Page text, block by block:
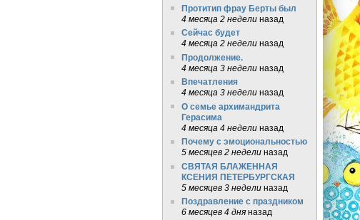
Протитип фрау Берты был
4 месяца 2 неделиназад
Сейчас будет
4 месяца 2 неделиназад
Продолжение.
4 месяца 3 неделиназад
Впечатления
4 месяца 3 неделиназад
О семье архимандрита
Герасима
4 месяца 4 неделиназад
Почему с эмоциональностью
5 месяцев 2 неделиназад
СВЯТАЯ БЛАЖЕННАЯ
КСЕНИЯ ПЕТЕРБУРГСКАЯ
5 месяцев 3 неделиназад
Поздравление с праздником
6 месяцев 4 дняназад